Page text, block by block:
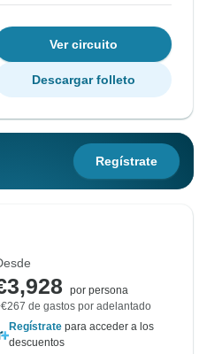
Ver circuito
Descargar folleto
Regístrate
por persona
de gastos por adelantado
Regístrate para acceder a los
descuentos